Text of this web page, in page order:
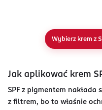
Wybierz krem z
Jak aplikować krem
SPF z pigmentem
z filtrem, bo to właśnie